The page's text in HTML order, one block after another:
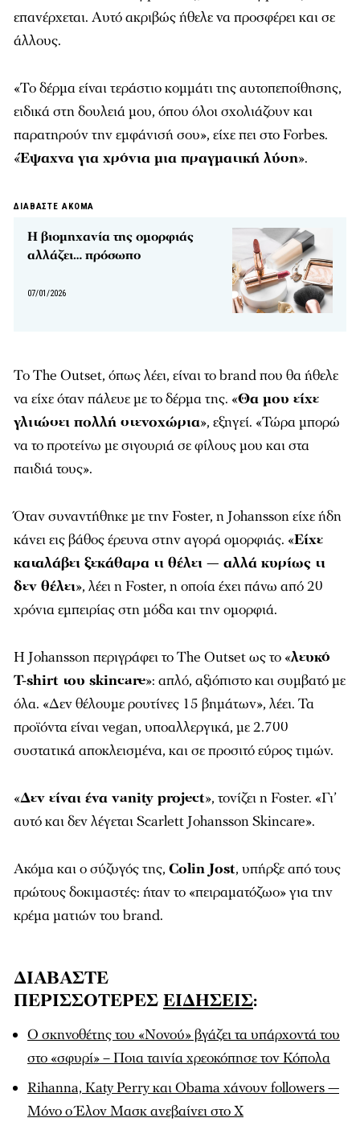
επανέρχεται. Αυτό ακριβώς ήθελε να προσφέρει και σε
άλλους.
«Το δέρμα είναι τεράστιο κομμάτι της αυτοπεποίθησης,
ειδικά στη δουλειά μου, όπου όλοι σχολιάζουν και
παρατηρούν την εμφάνισή σου», είχε πει στο Forbes.
«Έψαχνα για χρόνια μια πραγματική λύση».
ΔΙΑΒΑΣΤΕ ΑΚΟΜΑ
Η βιομηχανία της ομορφιάς
αλλάζει… πρόσωπο
07/01/2026
Το The Outset, όπως λέει, είναι το brand που θα ήθελε
να είχε όταν πάλευε με το δέρμα της. «Θα μου είχε
γλιτώσει πολλή στενοχώρια», εξηγεί. «Τώρα μπορώ
να το προτείνω με σιγουριά σε φίλους μου και στα
παιδιά τους».
Όταν συναντήθηκε με την Foster, η Johansson είχε ήδη
κάνει εις βάθος έρευνα στην αγορά ομορφιάς. «Είχε
καταλάβει ξεκάθαρα τι θέλει — αλλά κυρίως τι
δεν θέλει», λέει η Foster, η οποία έχει πάνω από 20
χρόνια εμπειρίας στη μόδα και την ομορφιά.
Η Johansson περιγράφει το The Outset ως το «λευκό
T-shirt του skincare»: απλό, αξιόπιστο και συμβατό με
όλα. «Δεν θέλουμε ρουτίνες 15 βημάτων», λέει. Τα
προϊόντα είναι vegan, υποαλλεργικά, με 2.700
συστατικά αποκλεισμένα, και σε προσιτό εύρος τιμών.
«Δεν είναι ένα vanity project», τονίζει η Foster. «Γι’
αυτό και δεν λέγεται Scarlett Johansson Skincare».
Ακόμα και ο σύζυγός της, Colin Jost, υπήρξε από τους
πρώτους δοκιμαστές: ήταν το «πειραματόζωο» για την
κρέμα ματιών του brand.
ΔΙΑΒΑΣΤΕ
ΠΕΡΙΣΣΟΤΕΡΕΣ ΕΙΔΗΣΕΙΣ:
Ο σκηνοθέτης του «Νονού» βγάζει τα υπάρχοντά του
στο «σφυρί» – Ποια ταινία χρεοκόπησε τον Κόπολα
Rihanna, Katy Perry και Obama χάνουν followers —
Μόνο ο Έλον Μασκ ανεβαίνει στο X